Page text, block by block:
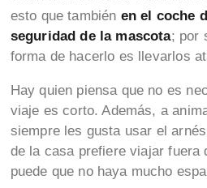
esto que también en el coche
seguridad de la mascota; por
forma de hacerlo es llevarlos
Hay quien piensa que no es
viaje es corto. Además, a
siempre les gusta usar el
de la casa prefiere viajar fuera
puede que no haya mucho